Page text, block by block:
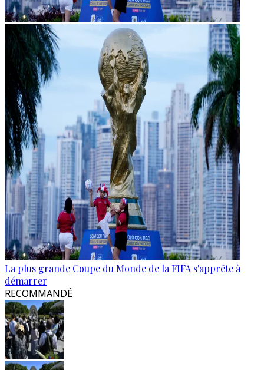
La plus grande Coupe du Monde de la FIFA s'apprête à
démarrer
RECOMMANDÉ